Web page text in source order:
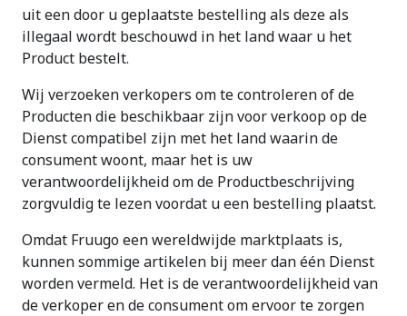
uit een door u geplaatste bestelling als deze als
illegaal wordt beschouwd in het land waar u het
Product bestelt.
Wij verzoeken verkopers om te controleren of de
Producten die beschikbaar zijn voor verkoop op de
Dienst compatibel zijn met het land waarin de
consument woont, maar het is uw
verantwoordelijkheid om de Productbeschrijving
zorgvuldig te lezen voordat u een bestelling plaatst.
Omdat Fruugo een wereldwijde marktplaats is,
kunnen sommige artikelen bij meer dan één Dienst
worden vermeld. Het is de verantwoordelijkheid van
de verkoper en de consument om ervoor te zorgen